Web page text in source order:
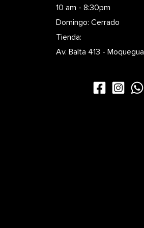
10 am - 8:30pm
Domingo: Cerrado
Tienda:
Av. Balta 413 - Moquegua